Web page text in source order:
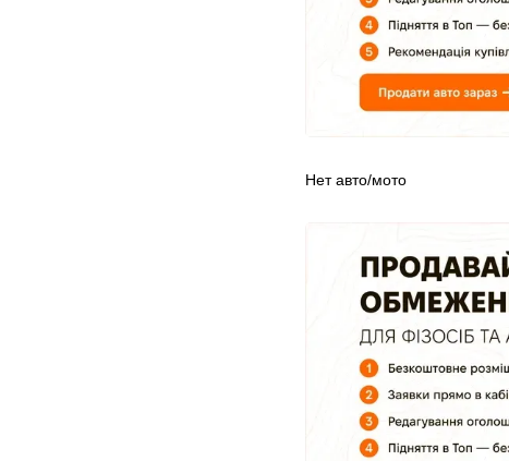
Нет авто/мото